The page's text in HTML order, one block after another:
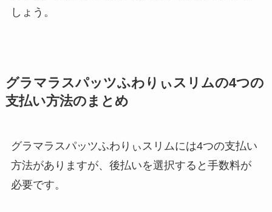
しょう。
グラマラスパッツふわりぃスリムの4つの
支払い方法のまとめ
グラマラスパッツふわりぃスリムには4つの支払い
方法がありますが、後払いを選択すると手数料が
必要です。